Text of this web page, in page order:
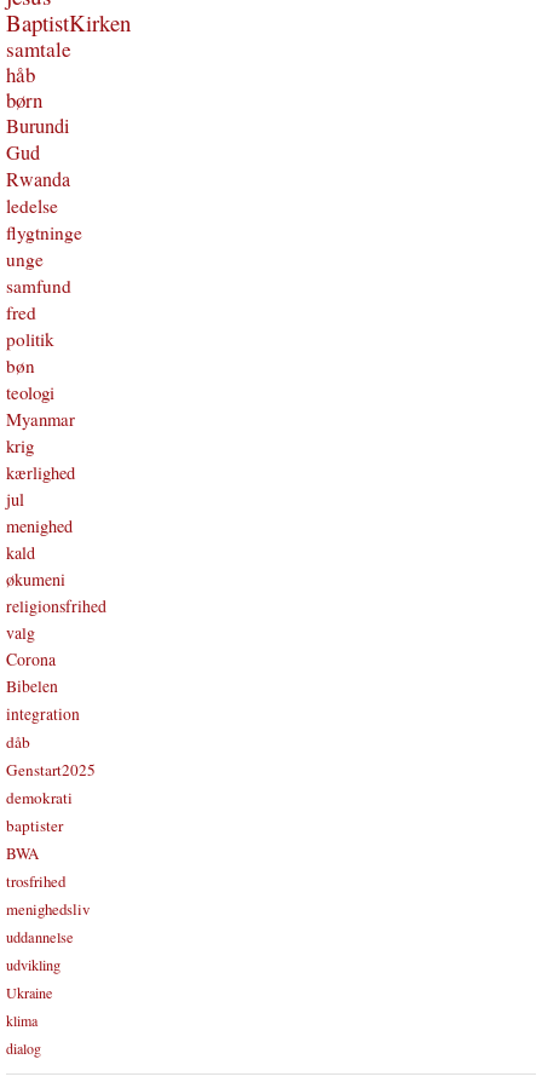
BaptistKirken
samtale
håb
børn
Burundi
Gud
Rwanda
ledelse
flygtninge
unge
samfund
fred
politik
bøn
teologi
Myanmar
krig
kærlighed
jul
menighed
kald
økumeni
religionsfrihed
valg
Corona
Bibelen
integration
dåb
Genstart2025
demokrati
baptister
BWA
trosfrihed
menighedsliv
uddannelse
udvikling
Ukraine
klima
dialog